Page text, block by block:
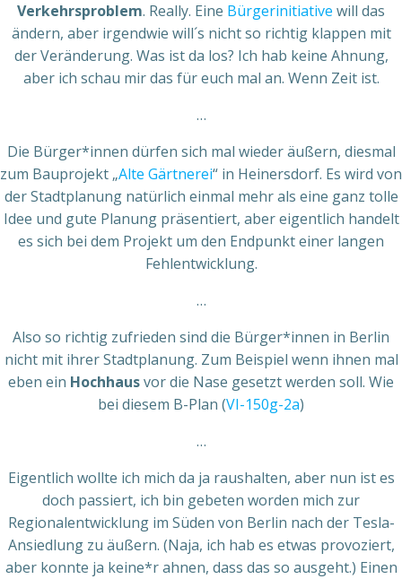
Verkehrsproblem. Really. Eine Bürgerinitiative will das
ändern, aber irgendwie will´s nicht so richtig klappen mit
der Veränderung. Was ist da los? Ich hab keine Ahnung,
aber ich schau mir das für euch mal an. Wenn Zeit ist.
…
Die Bürger*innen dürfen sich mal wieder äußern, diesmal
zum Bauprojekt „Alte Gärtnerei“ in Heinersdorf. Es wird von
der Stadtplanung natürlich einmal mehr als eine ganz tolle
Idee und gute Planung präsentiert, aber eigentlich handelt
es sich bei dem Projekt um den Endpunkt einer langen
Fehlentwicklung.
…
Also so richtig zufrieden sind die Bürger*innen in Berlin
nicht mit ihrer Stadtplanung. Zum Beispiel wenn ihnen mal
eben ein Hochhausvor die Nase gesetzt werden soll. Wie
bei diesem B-Plan (VI-150g-2a)
…
Eigentlich wollte ich mich da ja raushalten, aber nun ist es
doch passiert, ich bin gebeten worden mich zur
Regionalentwicklung im Süden von Berlin nach der Tesla-
Ansiedlung zu äußern. (Naja, ich hab es etwas provoziert,
aber konnte ja keine*r ahnen, dass das so ausgeht.) Einen